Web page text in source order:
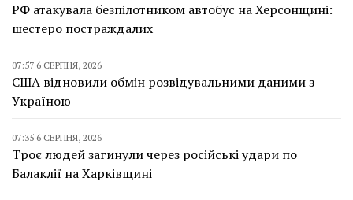
РФ атакувала безпілотником автобус на Херсонщині:
шестеро постраждалих
07:57 6 СЕРПНЯ, 2026
США відновили обмін розвідувальними даними з
Україною
07:35 6 СЕРПНЯ, 2026
Троє людей загинули через російські удари по
Балаклії на Харківщині